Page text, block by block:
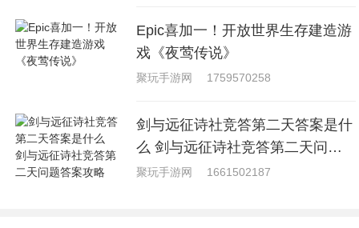
Epic喜加一！开放世界生存建造游
戏《夜莺传说》
聚玩手游网 1759570258
剑与远征诗社竞答第二天答案是什
么 剑与远征诗社竞答第二天问题
答案攻略
聚玩手游网 1661502187